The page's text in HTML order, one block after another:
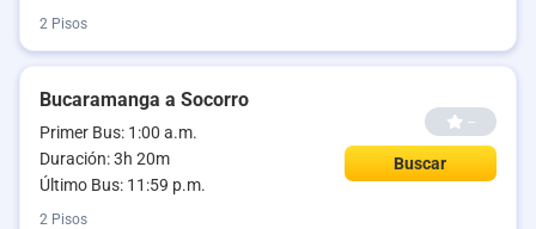
2 Pisos
Bucaramanga a Socorro
Primer Bus: 1:00 a.m.
Duración: 3h 20m
Último Bus: 11:59 p.m.
--
Buscar
2 Pisos